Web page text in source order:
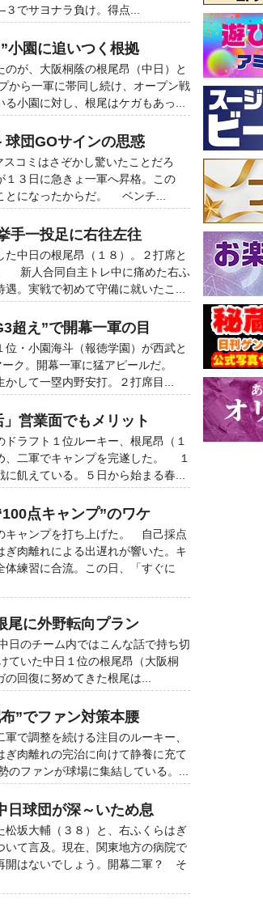
でサヨナラ負け。得点...
小園に追いつく根拠
が、大阪桐蔭の根尾昂（中日）と
ら一軍に帯同し続け、オープン戦
小園に対し、根尾はケガもあっ...
球団GOサインの思惑
コミはさぞかし驚いたことだろ
１３日に急きょ一軍へ昇格。この
とになったからだ。 ベンチ...
手一投足に右往左往
中日の根尾昂（１８）。２打席と
新人合同自主トレ中に痛めた右ふ
。実戦で初めて守備に就いたこ...
超え”で開幕一軍の目
・小園海斗（報徳学園）が西武と
ーク。開幕一軍に猛アピールだ。
して一塁内野安打。２打席目...
営業面でもメリット
ラフト１位ルーキー、根尾昂（１
、二軍でキャンプを完遂した。 １
飢えている。５日から始まる春...
点キャンプ”のワケ
キャンプを打ち上げた。 自己採点
肉離れによる出遅れが響いた。キ
練習に合流。この日、「すぐに
尾に外野転向プラン
のチーム内ではこんな話で持ち切
いた中日１位の根尾昂（大阪桐
回復に努めてきた根尾は...
”でファン対策本腰
で調整を続ける注目のルーキー、
肉離れの完治に向けて静養に充て
ファンが球場に集結している。...
球団が深～いため息
坂大輔（３８）と、右ふくらはぎ
て言及。現在、関東地方の病院で
開はないでしょう。開幕二軍？ そ